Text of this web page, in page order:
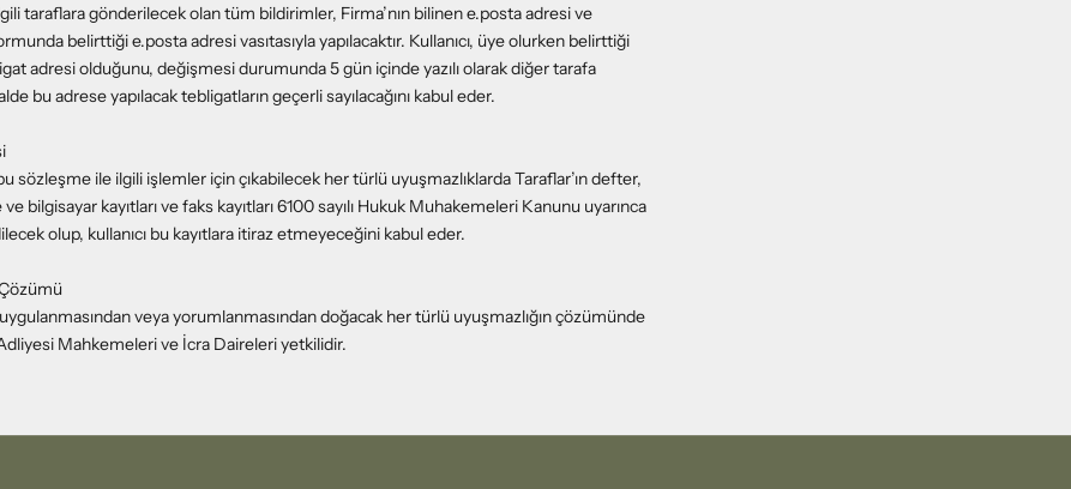
taraflara gönderilecek olan tüm bildirimler, Firma’nın bilinen e.posta adresi ve
belirttiği e.posta adresi vasıtasıyla yapılacaktır. Kullanıcı, üye olurken belirttiği
adresi olduğunu, değişmesi durumunda 5 gün içinde yazılı olarak diğer tarafa
bu adrese yapılacak tebligatların geçerli sayılacağını kabul eder.
sözleşme ile ilgili işlemler için çıkabilecek her türlü uyuşmazlıklarda Taraflar’ın defter,
bilgisayar kayıtları ve faks kayıtları 6100 sayılı Hukuk Muhakemeleri Kanunu uyarınca
olup, kullanıcı bu kayıtlara itiraz etmeyeceğini kabul eder.
Çözümü
veya yorumlanmasından doğacak her türlü uyuşmazlığın çözümünde
Mahkemeleri ve İcra Daireleri yetkilidir.